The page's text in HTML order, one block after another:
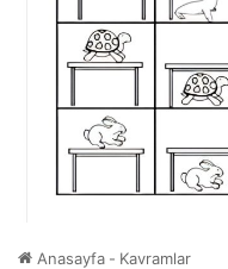
Anasayfa - Kavramlar